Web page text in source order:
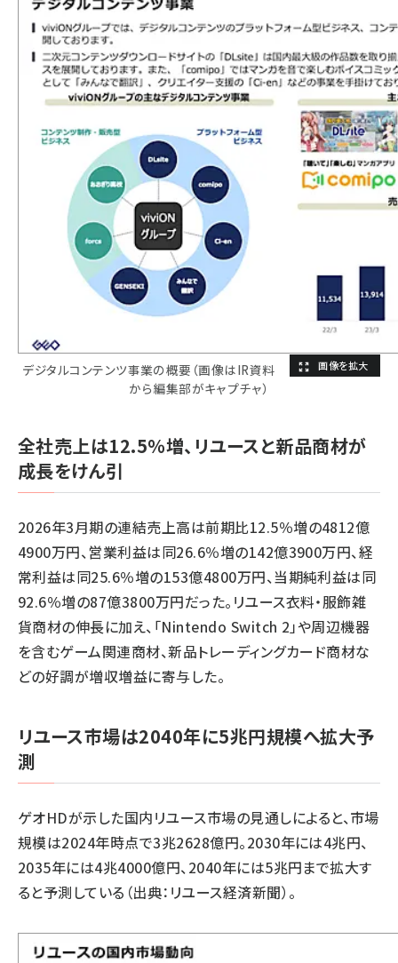
デジタルコンテンツ事業の概要（画像はIR資料
から編集部がキャプチャ）
全社売上は12.5％増、リユースと新品商材が
成長をけん引
2026年3月期の連結売上高は前期比12.5％増の4812億
4900万円、営業利益は同26.6％増の142億3900万円、経
常利益は同25.6％増の153億4800万円、当期純利益は同
92.6％増の87億3800万円だった。リユース衣料・服飾雑
貨商材の伸長に加え、「Nintendo Switch 2」や周辺機器
を含むゲーム関連商材、新品トレーディングカード商材な
どの好調が増収増益に寄与した。
リユース市場は2040年に5兆円規模へ拡大予
測
ゲオHDが示した国内リユース市場の見通しによると、市場
規模は2024年時点で3兆2628億円。2030年には4兆円、
2035年には4兆4000億円、2040年には5兆円まで拡大す
ると予測している（出典：リユース経済新聞）。